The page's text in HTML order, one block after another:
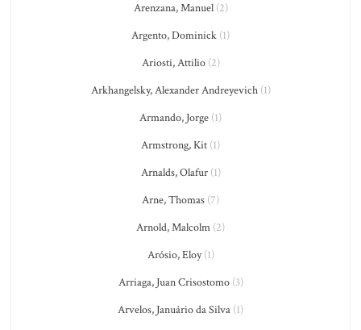
Arenzana, Manuel(2)
Argento, Dominick (1)
Ariosti, Attilio(2)
Arkhangelsky, Alexander Andreyevich(1)
Armando, Jorge (1)
Armstrong, Kit (1)
Arnalds, Olafur(1)
Arne, Thomas (7)
Arnold, Malcolm (2)
Arósio, Eloy(1)
Arriaga, Juan Crisostomo(3)
Arvelos, Januário da Silva (1)